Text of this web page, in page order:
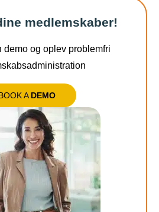
medlemskaber!
demo og oplev problemfri
A DEMO